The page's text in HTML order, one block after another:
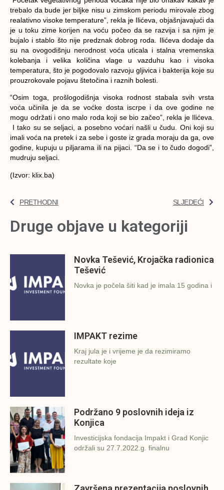
trebalo da bude jer biljke nisu u zimskom periodu mirovale zbog
realativno visoke temperature”, rekla je Ilićeva, objašnjavajući da
je u toku zime korijen na voću počeo da se razvija i sa njim je
bujalo i stablo što nije predznak dobrog roda. Ilićeva dodaje da
su na ovogodišnju nerodnost voća uticala i stalna vremenska
kolebanja i velika količina vlage u vazduhu kao i visoka
temperatura, što je pogodovalo razvoju gljivica i bakterija koje su
prouzrokovale pojavu štetočina i raznih bolesti.
“Osim toga, prošlogodišnja visoka rodnost stabala svih vrsta
voća učinila je da se voćke dosta iscrpe i da ove godine ne
mogu održati i ono malo roda koji se bio začeo”, rekla je Ilićeva.
I tako su se seljaci, a posebno voćari našli u čudu. Oni koji su
imali voća na pretek i za sebe i goste iz grada moraju da ga, ove
godine, kupuju u piljarama ili na pijaci. “Da se i to čudo dogodi”,
mudruju seljaci.
(Izvor: klix.ba)
PRETHODNI SLJEDEĆI
Druge objave u kategoriji
Novka Tešević, Krojačka radionica
Tešević
Novka je počela šiti kad je imala 15 godina i
IMPAKT rezime
Kraj jula je i vrijeme je da rezimiramo
rezultate koje
Podržano 9 poslovnih ideja iz
Konjica
Investicijska fondacija Impakt i Grad Konjic
održali su 27.7.2022.g. finalnu